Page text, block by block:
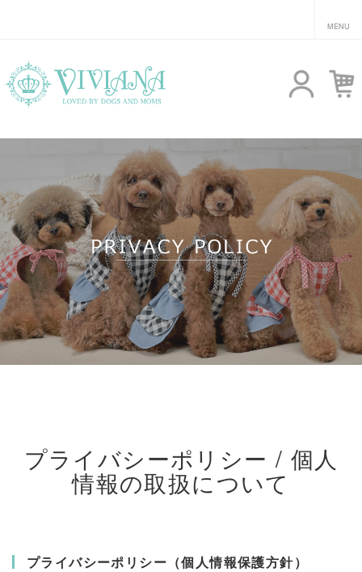
プライバシーポリシー / 個人
情報の取扱について
プライバシーポリシー（個人情報保護方針）